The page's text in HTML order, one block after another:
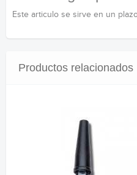
Este articulo se sirve en un
Productos relacionados